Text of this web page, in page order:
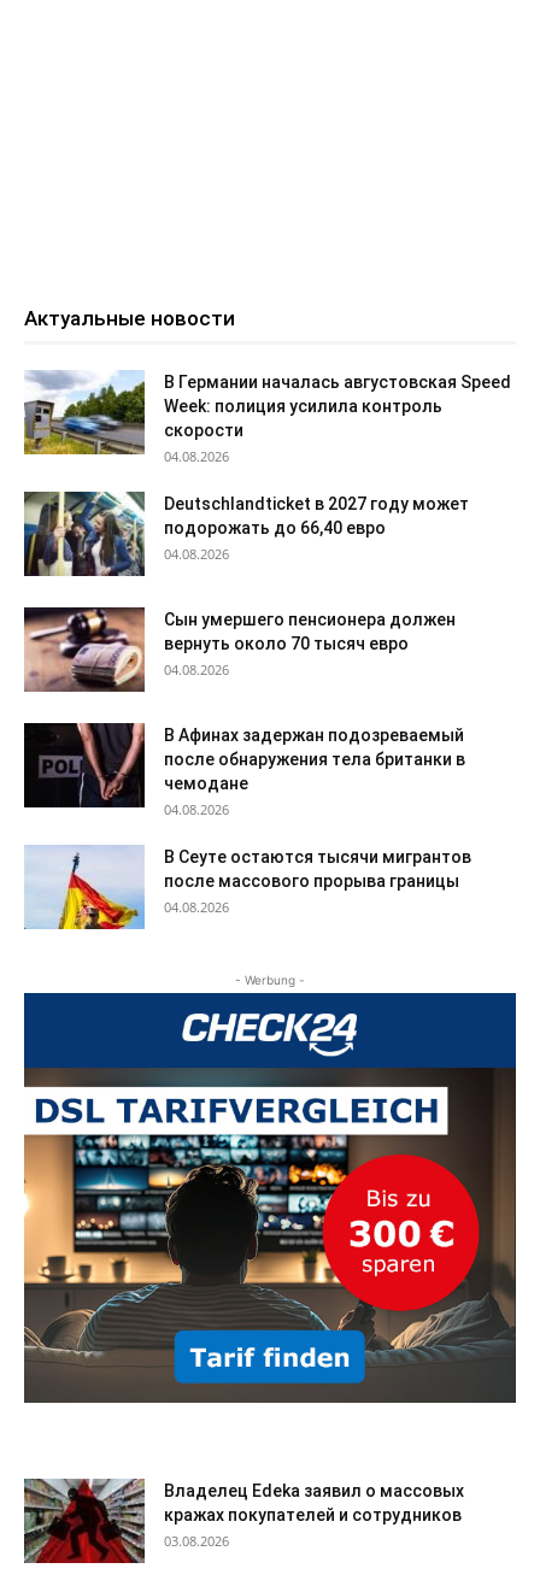
Актуальные новости
В Германии началась августовская Speed
Week: полиция усилила контроль
скорости
04.08.2026
Deutschlandticket в 2027 году может
подорожать до 66,40 евро
04.08.2026
Сын умершего пенсионера должен
вернуть около 70 тысяч евро
04.08.2026
В Афинах задержан подозреваемый
после обнаружения тела британки в
чемодане
04.08.2026
В Сеуте остаются тысячи мигрантов
после массового прорыва границы
04.08.2026
- Werbung -
Владелец Edeka заявил о массовых
кражах покупателей и сотрудников
03.08.2026